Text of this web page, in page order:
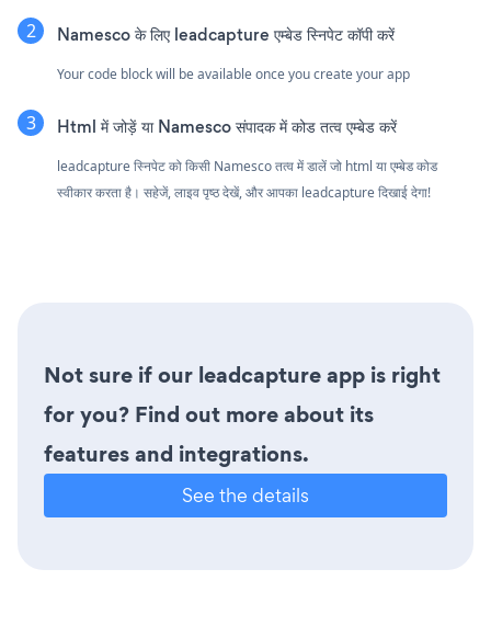
Namesco के लिए leadcapture एम्बेड स्निपेट कॉपी करें
Your code block will be available once you create your app
Html में जोड़ें या Namesco संपादक में कोड तत्व एम्बेड करें
leadcapture स्निपेट को किसी Namesco तत्व में डालें जो html या एम्बेड कोड
स्वीकार करता है। सहेजें, लाइव पृष्ठ देखें, और आपका leadcapture दिखाई देगा!
Not sure if our leadcapture app is right
for you? Find out more about its
features and integrations.
See the details